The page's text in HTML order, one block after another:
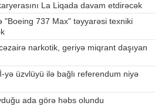
La Liqada davam etdirəcək
"Boeing 737 Max" təyyarəsi texniki
narkotik, geriyə miqrant daşıyan
yə üzvlüyü ilə bağlı referendum niyə
ada görə həbs olundu